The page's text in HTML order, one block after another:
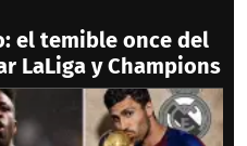
el temible once del
LaLiga y Champions